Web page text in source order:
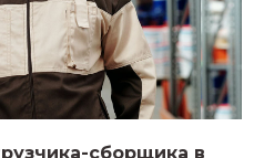
сборщика в